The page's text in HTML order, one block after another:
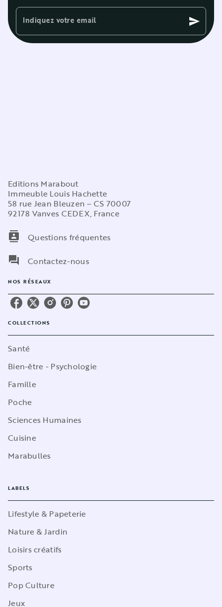
Indiquez votre email send
Editions Marabout
Immeuble Louis Hachette
58 rue Jean Bleuzen – CS 70007
92178 Vanves CEDEX, France
contacts
Questions fréquentes
question_answer
Contactez-nous
NOS RÉSEAUX
COLLECTIONS
Santé
Bien-être - Psychologie
Famille
Poche
Sciences Humaines
Cuisine
Marabulles
LABELS
Lifestyle & Papeterie
Nature & Jardin
Loisirs créatifs
Sports
Pop Culture
Jeux